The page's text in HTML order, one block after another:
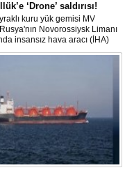
‘Drone’ saldırısı!
kuru yük gemisi MV
Novorossiysk Limanı
insansız hava aracı (İHA)
uğradı.